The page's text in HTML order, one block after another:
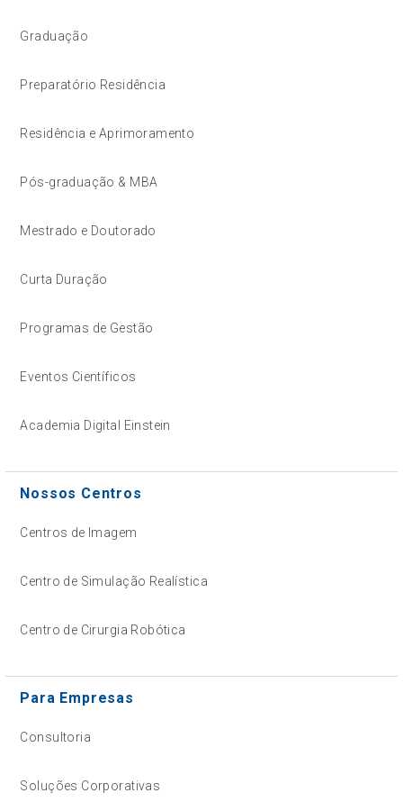
Graduação
Preparatório Residência
Residência e Aprimoramento
Pós-graduação & MBA
Mestrado e Doutorado
Curta Duração
Programas de Gestão
Eventos Científicos
Academia Digital Einstein
Nossos Centros
Centros de Imagem
Centro de Simulação Realística
Centro de Cirurgia Robótica
Para Empresas
Consultoria
Soluções Corporativas